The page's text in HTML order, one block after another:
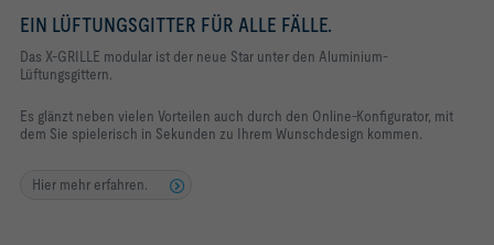
EIN LÜFTUNGSGITTER FÜR ALLE FÄLLE.
Das X-GRILLE modular ist der neue Star unter den Aluminium-
Lüftungsgittern.
Es glänzt neben vielen Vorteilen auch durch den Online-Konfigurator, mit
dem Sie spielerisch in Sekunden zu Ihrem Wunschdesign kommen.
Hier mehr erfahren.